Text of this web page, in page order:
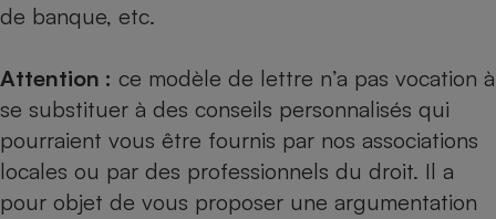
de banque, etc.
Attention : ce modèle de lettre n’a pas vocation à
se substituer à des conseils personnalisés qui
pourraient vous être fournis par nos associations
locales ou par des professionnels du droit. Il a
pour objet de vous proposer une argumentation